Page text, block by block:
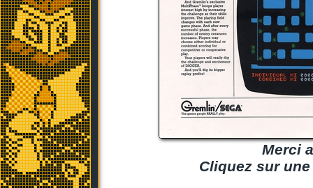
Merci
Cliquez sur